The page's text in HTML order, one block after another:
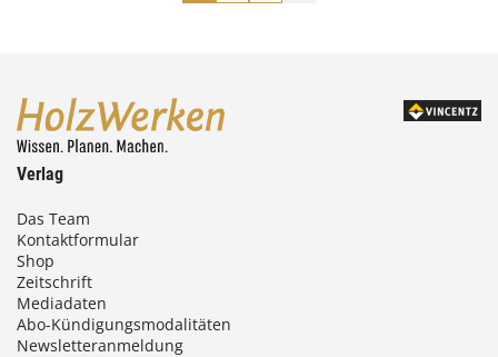
Verlag
Das Team
Kontaktformular
Shop
Zeitschrift
Mediadaten
Abo-Kündigungsmodalitäten
Newsletteranmeldung